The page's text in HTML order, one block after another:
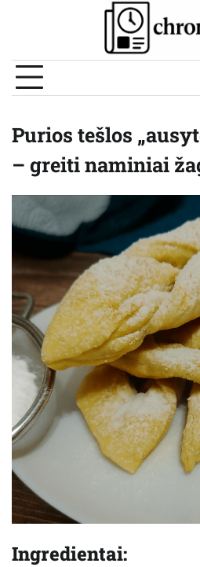
Purios tešlos
– greiti naminiai
Ingredientai: